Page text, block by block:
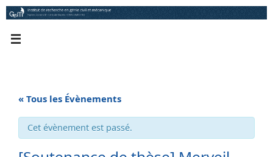
Passer
au
« Tous les Évènements
Cet évènement est passé.